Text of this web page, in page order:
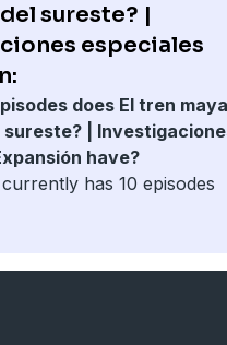
episodios conoceremos
recibieron la promesa
de gobierno y cuál
nos encontramos
a los damnificados
esa magnitud vuelva a
sureste? |
especiales
does El tren
sureste? |
have?
has 10 episodes